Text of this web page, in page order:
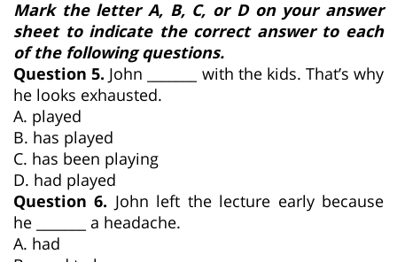
Mark the letter A, B, C, or D on your answer
sheet to indicate the correct answer to each
of the following questions.
Question 5. John _______ with the kids. That’s why
he looks exhausted.
A. played
B. has played
C. has been playing
D. had played
Question 6. John left the lecture early because
he _______ a headache.
A. had